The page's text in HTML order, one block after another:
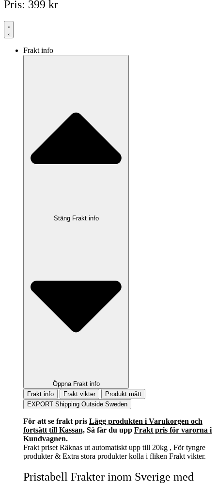
Pris: 399 kr
Frakt info
Stäng Frakt info
Öppna Frakt info
Frakt info
Frakt vikter
Produkt mått
EXPORT Shipping Outside Sweden
För att se frakt pris Lägg produkten i Varukorgen och
fortsätt till Kassan, Så får du upp Frakt pris för varorna i
Kundvagnen.
Frakt priset Räknas ut automatiskt upp till 20kg , För tyngre
produkter & Extra stora produkter kolla i fliken Frakt vikter.
Pristabell Frakter inom Sverige med